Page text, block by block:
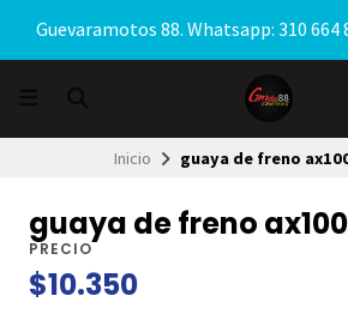
Guevaramotos 88. Whatsapp: 310 664
Inicio guaya de freno
guaya de freno
PRECIO
$10.350